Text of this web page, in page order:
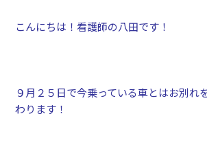
こんにちは！看護師の八田です！
９月２５日で今乗っている車とはお別れ
わります！